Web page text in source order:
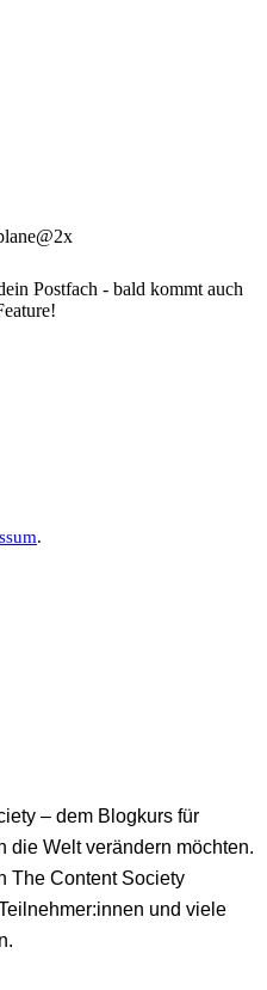
Postfach - bald kommt auch
.
– dem Blogkurs für
die Welt verändern möchten.
The Content Society
und viele